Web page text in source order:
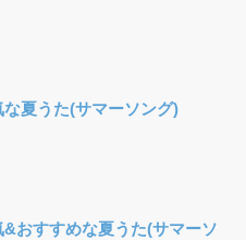
な夏うた(サマーソング)
&おすすめな夏うた(サマーソ